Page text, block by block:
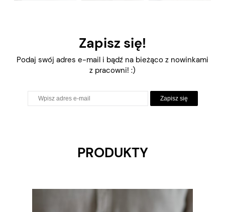
Zapisz się!
Podaj swój adres e-mail i bądź na bieżąco z nowinkami
z pracowni! :)
Zapisz się
PRODUKTY